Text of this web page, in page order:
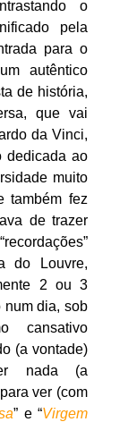
o
pela
para o
autêntico
de história,
que vai
da Vinci,
dedicada ao
muito
também fez
de trazer
do Louvre,
2 ou 3
num dia, sob
cansativo
(a vontade)
nada (a
ver (com
” e “Virgem